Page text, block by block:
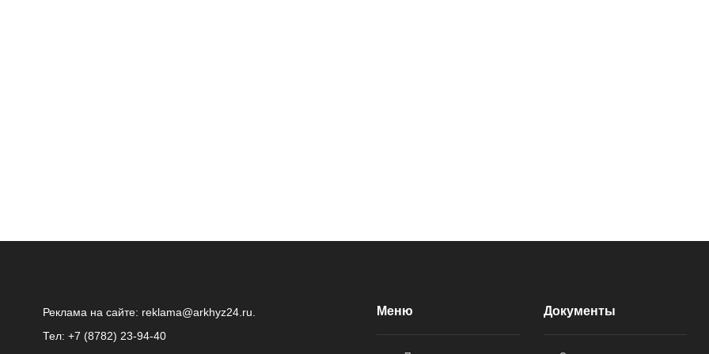
Реклама на сайте: reklama@arkhyz24.ru
Тел: +7 (8782) 23‑94‑40
Меню Документы